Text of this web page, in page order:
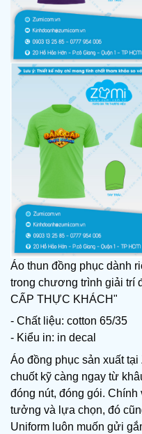
Áo thun đồng phục dành
trong chương trình giải trí
CẤP THỰC KHÁCH"
- Chất liệu: cotton 65/35
- Kiểu in: in decal
Áo đồng phục sản xuất
chuốt kỹ càng ngay từ
đóng nút, đóng gói.
tưởng và lựa chọn, đó
Uniform luôn muốn gửi